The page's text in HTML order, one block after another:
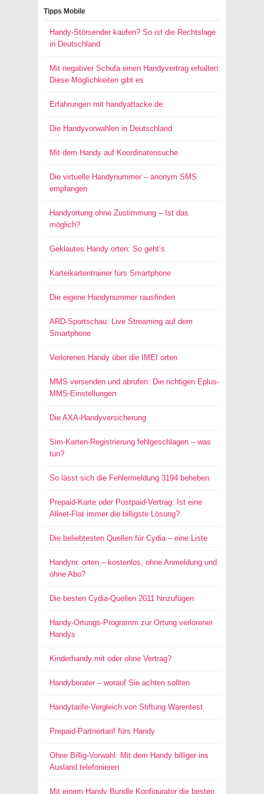
Tipps Mobile
Handy-Störsender kaufen? So ist die Rechtslage
in Deutschland
Mit negativer Schufa einen Handyvertrag erhalten:
Diese Möglichkeiten gibt es
Erfahrungen mit handyattacke.de
Die Handyvorwahlen in Deutschland
Mit dem Handy auf Koordinatensuche
Die virtuelle Handynummer – anonym SMS
empfangen
Handyortung ohne Zustimmung – Ist das
möglich?
Geklautes Handy orten: So geht’s
Karteikartentrainer fürs Smartphone
Die eigene Handynummer rausfinden
ARD-Sportschau: Live Streaming auf dem
Smartphone
Verlorenes Handy über die IMEI orten
MMS versenden und abrufen: Die richtigen Eplus-
MMS-Einstellungen
Die AXA-Handyversicherung
Sim-Karten-Registrierung fehlgeschlagen – was
tun?
So lässt sich die Fehlermeldung 3194 beheben
Prepaid-Karte oder Postpaid-Vertrag: Ist eine
Allnet-Flat immer die billigste Lösung?
Die beliebtesten Quellen für Cydia – eine Liste
Handynr. orten – kostenlos, ohne Anmeldung und
ohne Abo?
Die besten Cydia-Quellen 2011 hinzufügen
Handy-Ortungs-Programm zur Ortung verlorener
Handys
Kinderhandy mit oder ohne Vertrag?
Handyberater – worauf Sie achten sollten
Handytarife-Vergleich von Stiftung Warentest
Prepaid-Partnertarif fürs Handy
Ohne Billig-Vorwahl: Mit dem Handy billiger ins
Ausland telefonieren
Mit einem Handy Bundle Konfigurator die besten